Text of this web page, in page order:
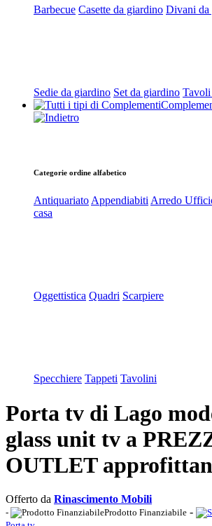
Barbecue Casette da giardino Divani da
Sedie da giardino Set da giardino
Categorie ordine alfabetico
Antiquariato Appendiabiti Arredo
casa
Oggettistica Quadri Scarpiere
Specchiere Tappeti Tavolini
Porta tv di Lago
glass unit tv a
OUTLET
Offerto da Rinascimento Mobili
- Prodotto Finanziabile -